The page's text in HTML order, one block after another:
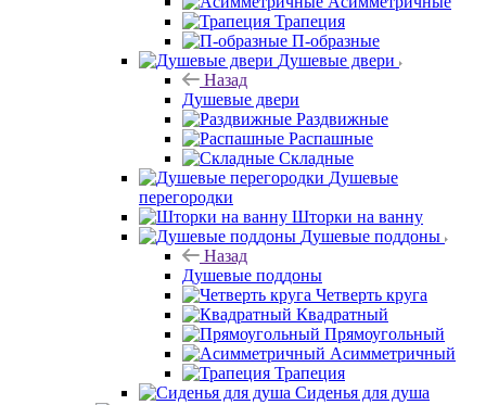
Трапеция
П-образные
Душевые двери
Назад
Душевые двери
Раздвижные
Распашные
Складные
Душевые
перегородки
Шторки на ванну
Душевые поддоны
Назад
Душевые поддоны
Четверть круга
Квадратный
Прямоугольный
Асимметричный
Трапеция
Сиденья для душа